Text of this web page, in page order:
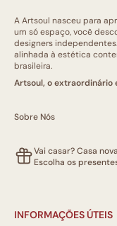
A Artsoul nasceu para
um só espaço, você
designers
alinhada à estética
brasileira.
Artsoul, o extraordinário
Sobre Nós
Vai casar? Casa
Escolha os
INFORMAÇÕES ÚTEIS